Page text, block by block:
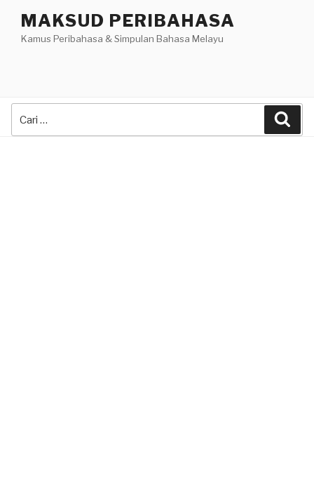
content
MAKSUD PERIBAHASA
Kamus Peribahasa & Simpulan Bahasa Melayu